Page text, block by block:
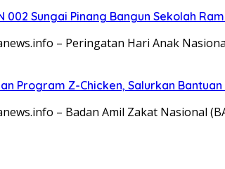
002 Sungai Pinang Bangun Sekolah
– Peringatan Hari Anak
Program Z-Chicken, Salurkan
– Badan Amil Zakat Nasional